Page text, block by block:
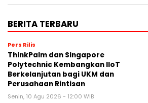
BERITA TERBARU
Pers Rilis
ThinkPalm dan Singapore
Polytechnic Kembangkan IIoT
Berkelanjutan bagi UKM dan
Perusahaan Rintisan
Senin, 10 Agu 2026 - 12:00 WIB